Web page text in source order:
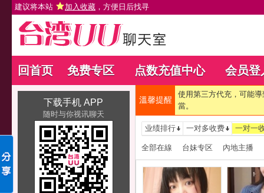
建议将本站 加入收藏 ，方便日后找寻
回首页 免费专区 点数充值中心 会员登
下载手机 APP
随时与你视讯聊天
溫馨提醒
使用第三方代充，可能
當。
业绩排行 一对多收费 一对一
全部在線 台妹专区 內地主播